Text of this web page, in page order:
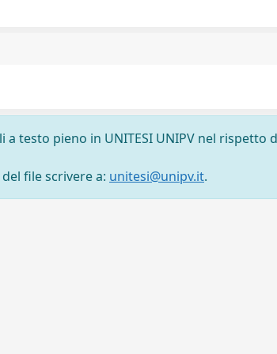
testo pieno in UNITESI UNIPV nel rispetto
file scrivere a: unitesi@unipv.it.